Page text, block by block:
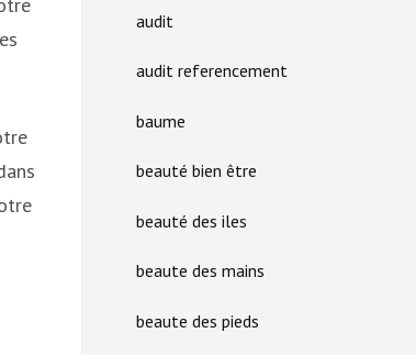
audit
audit referencement
baume
beauté bien être
beauté des iles
beaute des mains
beaute des pieds